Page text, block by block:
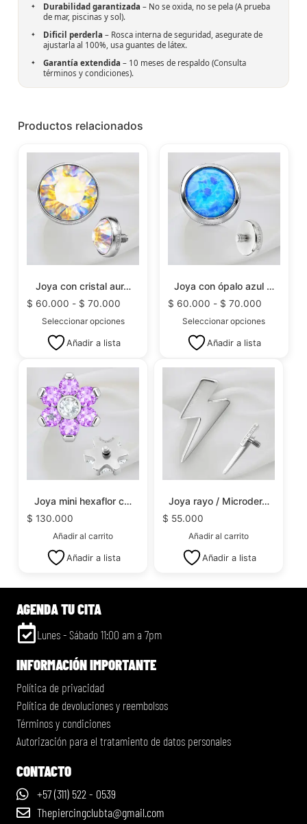
Durabilidad garantizada – No se oxida, no se pela (A prueba
de mar, piscinas y sol).
Dificil perderla – Rosca interna de seguridad, asegurate de
ajustarla al 100%, usa guantes de látex.
Garantía extendida – 10 meses de respaldo (Consulta
términos y condiciones).
Productos relacionados
Joya con cristal aur…
$ 60.000 - $ 70.000
Seleccionar opciones
Añadir a lista
Joya con ópalo azul …
$ 60.000 - $ 70.000
Seleccionar opciones
Añadir a lista
Joya mini hexaflor c…
$ 130.000
Añadir al carrito
Añadir a lista
Joya rayo / Microder…
$ 55.000
Añadir al carrito
Añadir a lista
AGENDA TU CITA
Lunes - Sábado 11:00 am a 7pm
INFORMACIÓN IMPORTANTE
Política de privacidad
Política de devoluciones y reembolsos
Términos y condiciones
Autorización para el tratamiento de datos personales
CONTACTO
+57 (311) 522 - 0539
Thepiercingclubta@gmail.com